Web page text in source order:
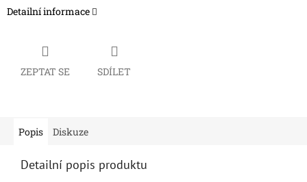
Detailní informace
ZEPTAT SE SDÍLET
Popis Diskuze
Detailní popis produktu